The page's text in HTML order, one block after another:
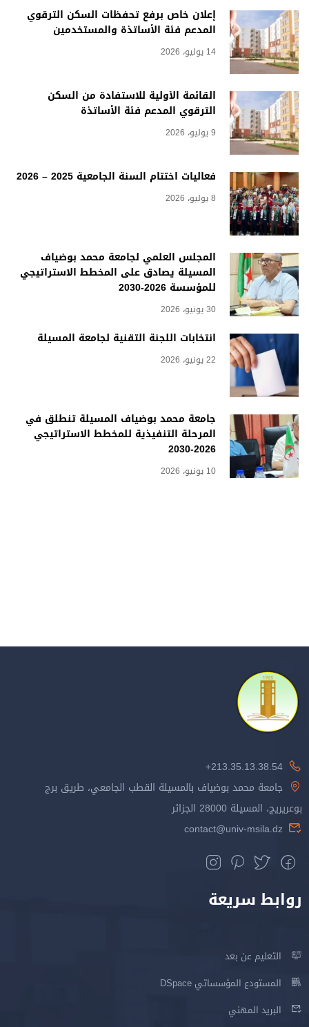
إعلان خاص برفع تحفظات السكن الترقوي
المدعم فئة الأساتذة والمستخدمين
14 يوليو، 2026
القائمة الأولية للاستفادة من السكن
الترقوي المدعم فئة الأساتذة
9 يوليو، 2026
فعاليات اختتام السنة الجامعية 2025 – 2026
8 يوليو، 2026
المجلس العلمي لجامعة محمد بوضياف
المسيلة يصادق على المخطط الاستراتيجي
للمؤسسة 2026-2030
30 يونيو، 2026
انتخابات اللجنة التقنية لجامعة المسيلة
22 يونيو، 2026
جامعة محمد بوضياف المسيلة تنطلق في
المرحلة التنفيذية للمخطط الاستراتيجي
2026-2030
10 يونيو، 2026
213.35.13.38.54+
جامعة محمد بوضياف بالمسيلة القطب الجامعي، طريق برج
بوعريريج، المسيلة 28000 الجزائر
contact@univ-msila.dz
روابط سريعة
التعليم عن بعد
المستودع المؤسساتي DSpace
البريد المهني